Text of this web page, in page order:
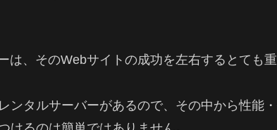
は、そのWebサイトの成功を左右するとても重
ンタルサーバーがあるので、その中から性能